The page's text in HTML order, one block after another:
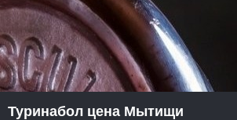
Туринабол цена Мытищи